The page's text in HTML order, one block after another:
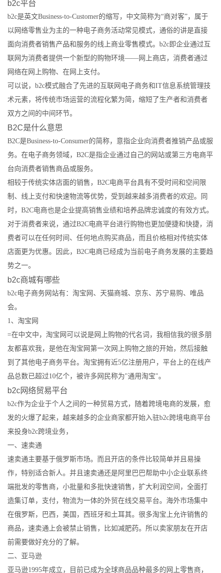
b2c平台
b2c是英文Business-to-Customer的缩写，中文简称为“商对客”，属于
以网络零售业为主的一种电子商务活动常见模式，通俗的讲是直接
面向消费者销售产品和服务的线上商业零售模式。b2c即企业通过互
联网为消费者提供一个新型的购物环境——网上商店，消费者通过
网络在网上购物、在网上支付。
可以说，b2c模式融合了先进的互联网电子商务和IT信息系统管理技
术元素，将传统市场运营的流程化繁为简，缩短了生产者和消费者
双方之间的中间环节。
B2C是什么意思
B2C是Business-to-Consumer的简称，意指企业向消费者推销产品或服
务。在电子商务领域，B2C是指企业通过自己的网站或第三方电商平
台向消费者销售商品或服务。
相较于传统实体店面的销售，B2C电商平台具有不受时间和空间限
制、线上支付和快速物流等优势，受到越来越多消费者的欢迎。同
时，B2C电商也是企业提高销售业绩和培养品牌忠诚度的有效方式。
对于消费者来说，通过B2C电商平台进行购物也更加便捷和快捷，消
费者可以在任何时间、任何地点购买商品，而且价格相对传统实体
店面更为优惠。因此，B2C电商已经成为当前电子商务发展的主要趋
势之一。
b2c商城有哪些
b2c电子商务网站有：淘宝网、天猫商城、京东、苏宁易购、唯品
会。
1、淘宝网
=在中文中，淘宝网可以说是网上购物的代名词，我相信我的很多朋
友都喜欢我，是他在淘宝网第一次网上购物之旅的开始，然后接触
到了其他电子商务平台。淘宝拥有近5亿注册用户，平台上的在线产
品总数已超过10亿个，被许多网民称为"通用淘宝"。
b2c网络贸易平台
b2c作为企业于个人之间的一种贸易方式，随着跨境电商的发展，愈
发的火爆了起来，越来越多的企业商家都开始入驻b2c跨境电商平台
来投身b2c跨境业务，
一、速卖通
速卖通主要基于俄罗斯市场。而且开店的条件比较简单并且易操
作，特别适合新人。并且速卖通还是阿里巴巴帮助中小企业联系终
端批发的零售商，小批量和多批快速销售，扩大利润空间，全面打
造集订单，支付，物流为一体的外贸在线交易平台。海外市场集中
在俄罗斯，巴西，美国，西班牙和土耳其。很多淘宝上允许销售的
商品，速卖通上会被禁止销售，比如减肥药。所以卖家朋友在开店
前需要做好充分的了解。
二、亚马逊
亚马逊1995年成立，目前已成为全球商品品种最多的网上零售商，